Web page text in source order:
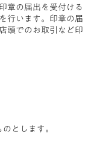
章の届出を受付ける
行います。印章の届
頭でのお取引など印
とします。